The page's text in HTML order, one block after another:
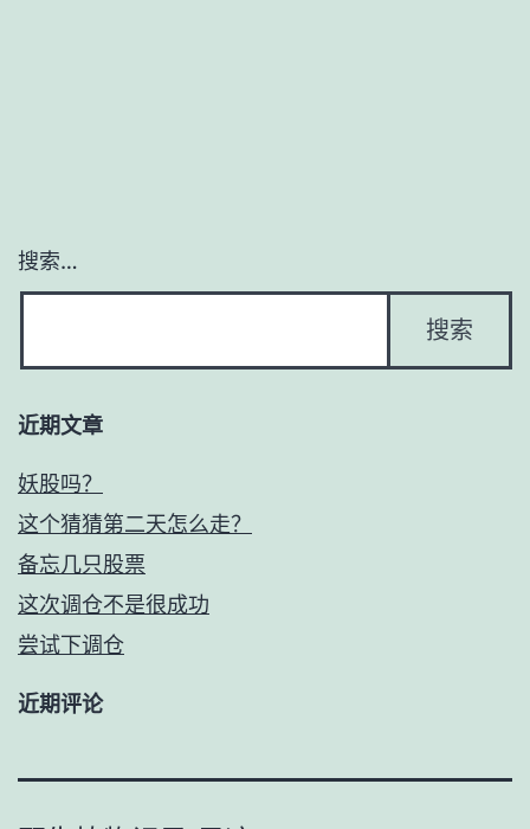
搜索…
近期文章
妖股吗？
这个猜猜第二天怎么走？
备忘几只股票
这次调仓不是很成功
尝试下调仓
近期评论